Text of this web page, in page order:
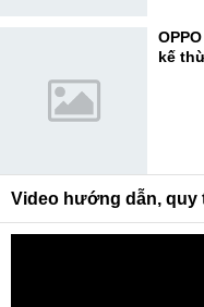
kế
Video hướng dẫn,